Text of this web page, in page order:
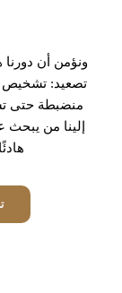
ونؤمن أن
تصعيد: تشخيص
منضبطة حتى
إلينا من يبحث